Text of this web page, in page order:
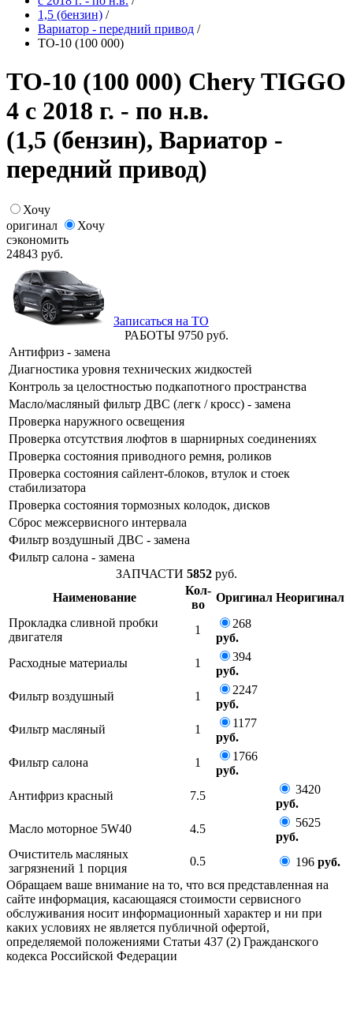
1,5 (бензин) /
Вариатор - передний привод /
ТО-10 (100 000)
ТО-10 (100 000) Chery TIGGO
4 с 2018 г. - по н.в.
(1,5 (бензин), Вариатор -
передний привод)
Хочу
оригинал
Хочу
сэкономить
24843 руб.
Записаться на ТО
РАБОТЫ 9750 руб.
Антифриз - замена
Диагностика уровня технических жидкостей
Контроль за целостностью подкапотного пространства
Масло/масляный фильтр ДВС (легк / кросс) - замена
Проверка наружного освещения
Проверка отсутствия люфтов в шарнирных соединениях
Проверка состояния приводного ремня, роликов
Проверка состояния сайлент-блоков, втулок и стоек
стабилизатора
Проверка состояния тормозных колодок, дисков
Сброс межсервисного интервала
Фильтр воздушный ДВС - замена
Фильтр салона - замена
ЗАПЧАСТИ 5852 руб.
Наименование
Кол-
во
Оригинал Неоригинал
Прокладка сливной пробки
двигателя
1
268
руб.
Расходные материалы
1
394
руб.
Фильтр воздушный
1
2247
руб.
Фильтр масляный
1
1177
руб.
Фильтр салона
1
1766
руб.
Антифриз красный
7.5
3420
руб.
Масло моторное 5W40
4.5
5625
руб.
Очиститель масляных
загрязнений 1 порция
0.5 196 руб.
Обращаем ваше внимание на то, что вся представленная на
сайте информация, касающаяся стоимости сервисного
обслуживания носит информационный характер и ни при
каких условиях не является публичной офертой,
определяемой положениями Статьи 437 (2) Гражданского
кодекса Российской Федерации